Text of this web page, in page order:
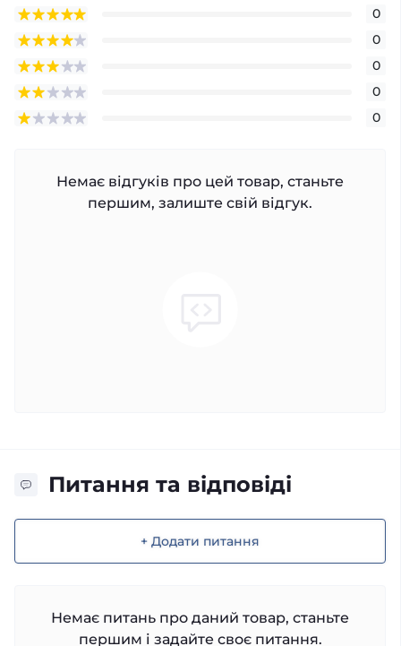
0
0
0
0
0
Немає відгуків про цей товар, станьте
першим, залиште свій відгук.
Питання та відповіді
+ Додати питання
Немає питань про даний товар, станьте
першим і задайте своє питання.